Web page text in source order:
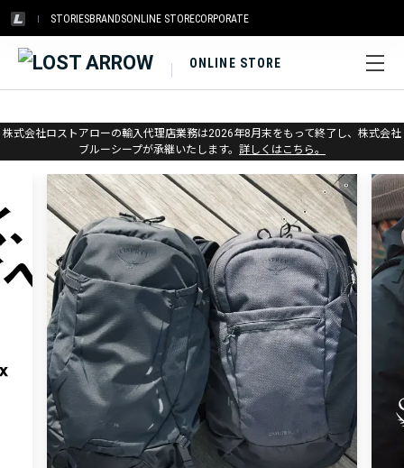
STORIESBRANDSONLINE STORECORPORATE
ONLINE STORE
株式会社ロストアローの輸入代理店業務は2026年8月末をもって終了し、株式会社
ブルーシープが承継いたします。 詳しくはこちら。